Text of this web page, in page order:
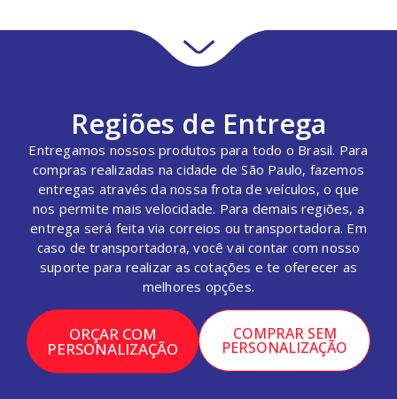
Regiões de Entrega
Entregamos nossos produtos para todo o Brasil. Para
compras realizadas na cidade de São Paulo, fazemos
entregas através da nossa frota de veículos, o que
nos permite mais velocidade. Para demais regiões, a
entrega será feita via correios ou transportadora. Em
caso de transportadora, você vai contar com nosso
suporte para realizar as cotações e te oferecer as
melhores opções.
ORÇAR COM
PERSONALIZAÇÃO
COMPRAR SEM
PERSONALIZAÇÃO